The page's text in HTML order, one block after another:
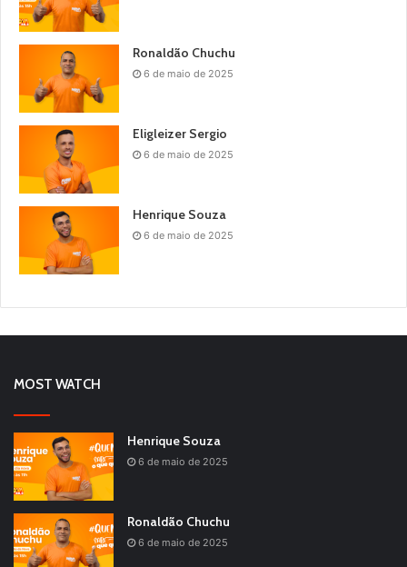
Ronaldão Chuchu
6 de maio de 2025
Eligleizer Sergio
6 de maio de 2025
Henrique Souza
6 de maio de 2025
MOST WATCH
Henrique Souza
6 de maio de 2025
Ronaldão Chuchu
6 de maio de 2025